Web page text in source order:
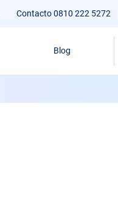
Contacto 0810 222 5272
Blog